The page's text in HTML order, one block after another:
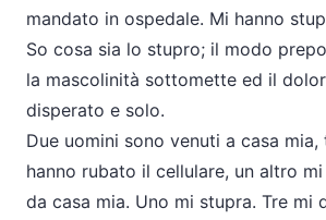
mandato in ospedale. Mi hanno
So cosa sia lo stupro; il modo
la mascolinità sottomette ed il
disperato e solo.
Due uomini sono venuti a casa mia,
hanno rubato il cellulare, un altro
da casa mia. Uno mi stupra. Tre mi